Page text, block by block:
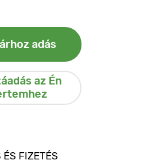
adás
az Én
FIZETÉS